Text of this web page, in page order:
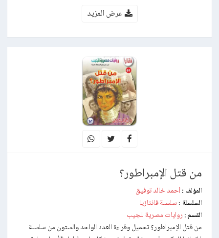
عرض المزيد
من قتل الإمبراطور؟
المؤلف : أحمد خالد توفيق
السلسلة : سلسلة فانتازيا
القسم : روايات مصرية للجيب
من قتل الإمبراطور؟ تحميل وقراءة العدد الواحد والستون من سلسلة